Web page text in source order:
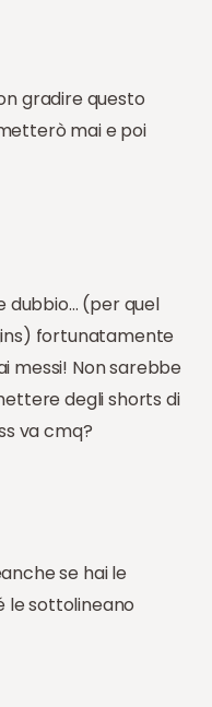
gradire questo
mai e poi
dubbio… (per quel
fortunatamente
messi! Non sarebbe
degli shorts di
va cmq?
se hai le
sottolineano